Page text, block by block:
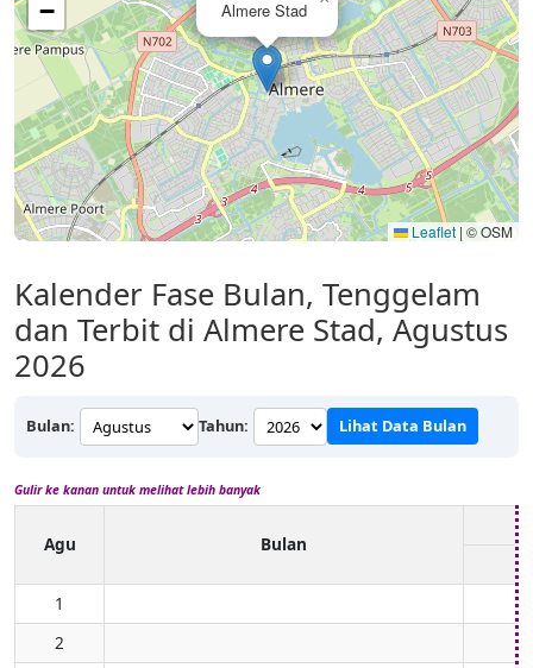
Almere Stad
−
Leaflet | © OSM
Kalender Fase Bulan, Tenggelam
dan Terbit di Almere Stad, Agustus
2026
Bulan: Tahun: Lihat Data Bulan
Gulir ke kanan untuk melihat lebih banyak
Agu Bulan
1
2